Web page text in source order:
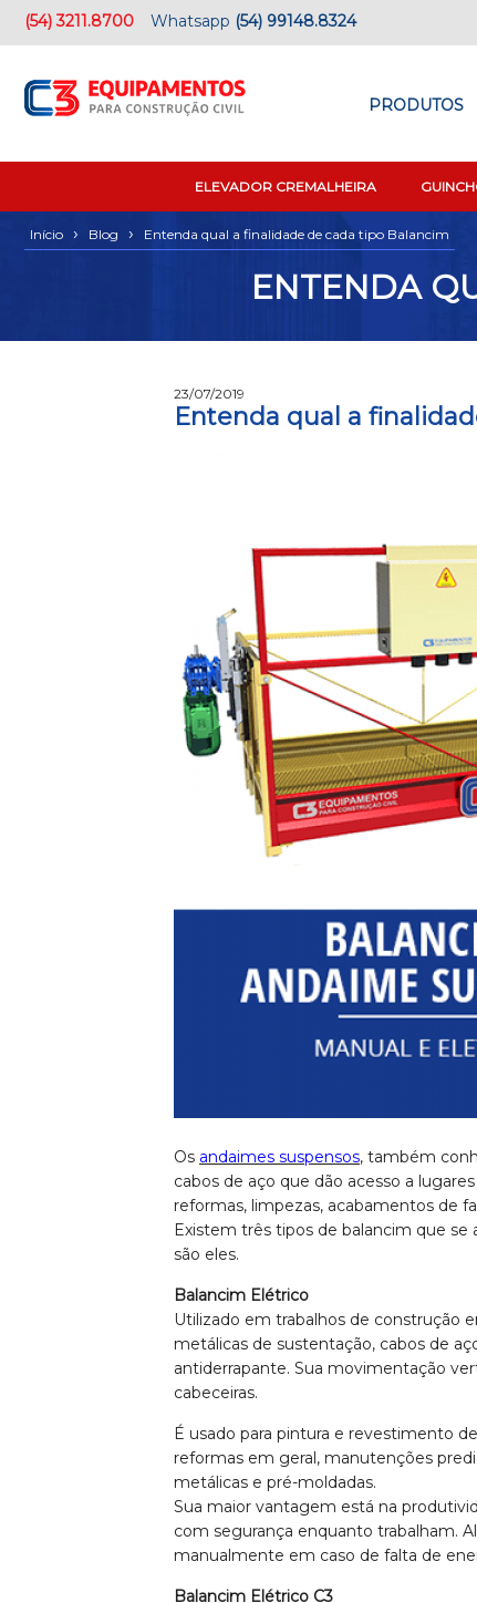
(54) 3211.8700 Whatsapp (54) 99148.8324
PRODUTOS
ELEVADOR CREMALHEIRA
Início › Blog › Entenda qual a finalidade de cada tipo Balancim
ENTENDA
23/07/2019
Entenda qual a
Os andaimes suspensos, também
cabos de aço que dão acesso a
reformas, limpezas, acabamentos de
Existem três tipos de balancim que
são eles.
Balancim Elétrico
Utilizado em trabalhos de construção
metálicas de sustentação, cabos de
antiderrapante. Sua movimentação
cabeceiras.
É usado para pintura e revestimento
reformas em geral, manutenções
metálicas e pré-moldadas.
Sua maior vantagem está na
com segurança enquanto trabalham.
manualmente em caso de falta de
Balancim Elétrico C3